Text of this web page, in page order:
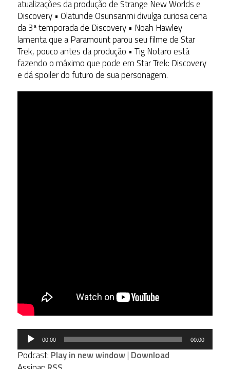
atualizações da produção de Strange New Worlds e
Discovery • Olatunde Osunsanmi divulga curiosa cena
da 3ª temporada de Discovery • Noah Hawley
lamenta que a Paramount parou seu filme de Star
Trek, pouco antes da produção • Tig Notaro está
fazendo o máximo que pode em Star Trek: Discovery
e dá spoiler do futuro de sua personagem.
Tocador
áudio
00:00 00:00
Podcast: Play in new window| Download